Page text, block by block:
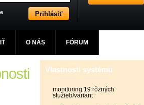
O NÁS FÓRUM
Vlastnosti systému
monitoring 19 rôzných
služieb/variant